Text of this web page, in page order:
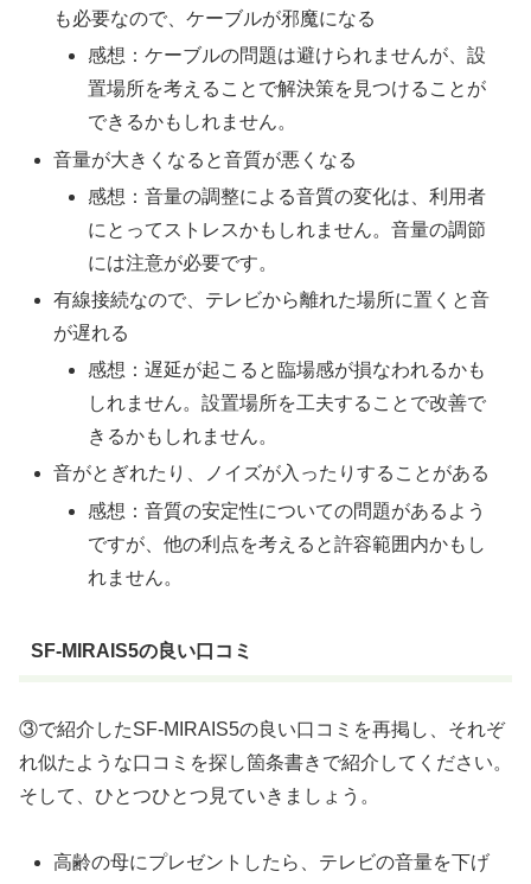
も必要なので、ケーブルが邪魔になる
感想：ケーブルの問題は避けられませんが、設
置場所を考えることで解決策を見つけることが
できるかもしれません。
音量が大きくなると音質が悪くなる
感想：音量の調整による音質の変化は、利用者
にとってストレスかもしれません。音量の調節
には注意が必要です。
有線接続なので、テレビから離れた場所に置くと音
が遅れる
感想：遅延が起こると臨場感が損なわれるかも
しれません。設置場所を工夫することで改善で
きるかもしれません。
音がとぎれたり、ノイズが入ったりすることがある
感想：音質の安定性についての問題があるよう
ですが、他の利点を考えると許容範囲内かもし
れません。
SF-MIRAIS5の良い口コミ
③で紹介したSF-MIRAIS5の良い口コミを再掲し、それぞ
れ似たような口コミを探し箇条書きで紹介してください。
そして、ひとつひとつ見ていきましょう。
高齢の母にプレゼントしたら、テレビの音量を下げ